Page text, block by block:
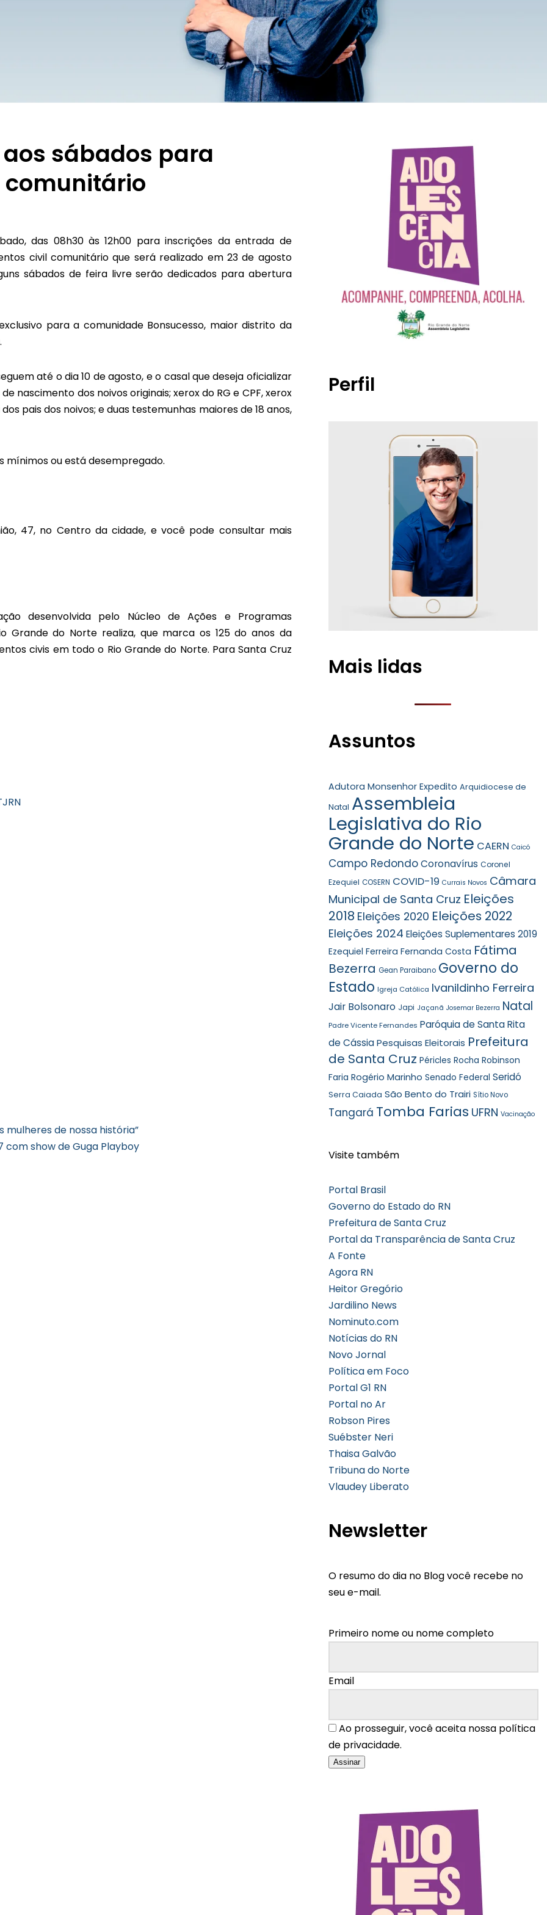
sábados para
das 08h30 às 12h00 para inscrições da entrada de
civil comunitário que será realizado em 23 de agosto
sábados de feira livre serão dedicados para abertura
para a comunidade Bonsucesso, maior distrito da
até o dia 10 de agosto, e o casal que deseja oficializar
dos noivos originais; xerox do RG e CPF, xerox
pais dos noivos; e duas testemunhas maiores de 18 anos,
mínimos ou está desempregado.
47, no Centro da cidade, e você pode consultar mais
desenvolvida pelo Núcleo de Ações e Programas
Grande do Norte realiza, que marca os 125 do anos da
civis em todo o Rio Grande do Norte. Para Santa Cruz
mulheres de nossa história”
show de Guga Playboy
Perfil
Mais lidas
Assuntos
Adutora Monsenhor Expedito Arquidiocese de
Natal Assembleia
Legislativa do Rio
Grande do Norte CAERN Caicó
Campo Redondo Coronavírus Coronel
Ezequiel COSERN COVID-19 Currais Novos Câmara
Municipal de Santa Cruz Eleições
2018 Eleições 2020 Eleições 2022
Eleições 2024 Eleições Suplementares 2019
Ezequiel Ferreira Fernanda Costa Fátima
Bezerra Gean Paraibano Governo do
Estado Igreja Católica Ivanildinho Ferreira
Jair Bolsonaro Japi Jaçanã Josemar Bezerra Natal
Padre Vicente Fernandes Paróquia de Santa Rita
de Cássia Pesquisas Eleitorais Prefeitura
de Santa Cruz Péricles Rocha Robinson
Faria Rogério Marinho Senado Federal Seridó
Serra Caiada São Bento do Trairi Sítio Novo
Tangará Tomba Farias UFRN Vacinação
Visite também
Portal Brasil
Governo do Estado do RN
Prefeitura de Santa Cruz
Portal da Transparência de Santa Cruz
A Fonte
Agora RN
Heitor Gregório
Jardilino News
Nominuto.com
Notícias do RN
Novo Jornal
Política em Foco
Portal G1 RN
Portal no Ar
Robson Pires
Suébster Neri
Thaisa Galvão
Tribuna do Norte
Vlaudey Liberato
Newsletter
O resumo do dia no Blog você recebe no
seu e-mail.
Primeiro nome ou nome completo
Email
Ao prosseguir, você aceita nossa política
de privacidade.